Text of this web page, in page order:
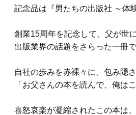
記念品は『男たちの出版社 ～体
創業15周年を記念して、父が世
出版業界の話題をさらった一冊で
自社の歩みを赤裸々に、包み隠
「お父さんの本を読んで、俺は
喜怒哀楽が凝縮されたこの本は